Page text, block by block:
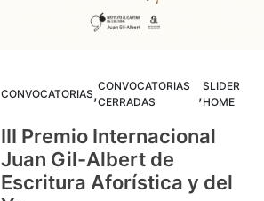
CONVOCATORIAS,CONVOCATORIAS
CERRADAS
,SLIDER
HOME
III Premio Internacional
Juan Gil-Albert de
Escritura Aforística y del